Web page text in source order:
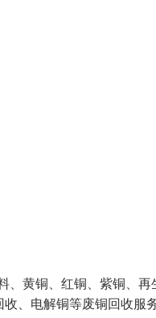
、黄铜、红铜、紫铜、再
、电解铜等废铜回收服